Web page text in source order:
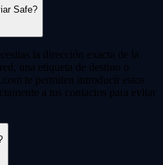
Safe?
la dirección exacta de la
una etiqueta de destino o
te permiten introducir estos
a tus contactos para evitar